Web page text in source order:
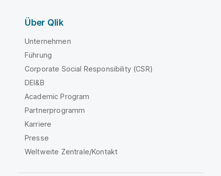
Über Qlik
Unternehmen
Führung
Corporate Social Responsibility (CSR)
DEI&B
Academic Program
Partnerprogramm
Karriere
Presse
Weltweite Zentrale/Kontakt